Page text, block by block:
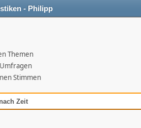
- Philipp
Themen
Stimmen
Zeit